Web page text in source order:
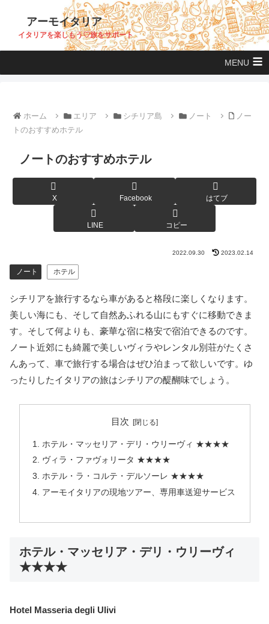
アーモイタリア
イタリアを楽しもう♡旅をサポート
MENU
ホーム エリア シチリア島 ノート
ノー
トのおすすめホテル
ノートのおすすめホテル
X Facebook はてブ
LINE コピー
2022.09.30 2023.02.14
ノート ホテル
シチリアを旅行するなら車があると格段に楽しくなります。
美しい海にも、そして自然あふれる山にもすぐに移動できま
す。そして何よりも、豪華な宿に格安で宿泊できるのです。
ノート近郊にも綺麗で美しいヴィラやレンタル別荘がたくさ
んあって、車で旅行する場合はぜひ泊まって欲しいです。ゆ
ったりしたイタリアの旅はシチリアの醍醐味でしょう。
目次
ホテル・マッセリア・デリ・ウリーヴィ ★★★★
ヴィラ・ファヴォリータ ★★★★
ホテル・ラ・コルテ・デルソーレ ★★★★
アーモイタリアの現地ツアー、専用車送迎サービス
ホテル・マッセリア・デリ・ウリーヴィ
★★★★
Hotel Masseria degli Ulivi